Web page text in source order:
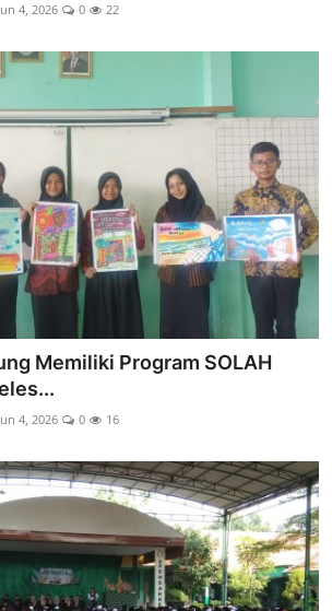
4, 2026 0 22
Memiliki Program SOLAH
4, 2026 0 16